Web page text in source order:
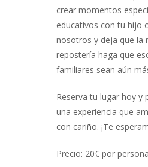
crear momentos
educativos con tu hijo
nosotros y deja que la
repostería haga que
familiares sean aún
Reserva tu lugar hoy y
una experiencia que
con cariño. ¡Te
Precio: 20€ por persona